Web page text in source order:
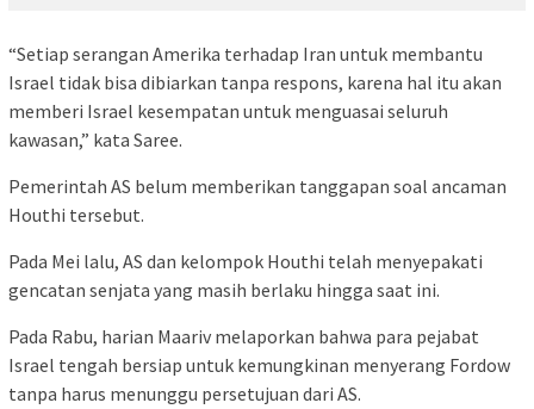
“Setiap serangan Amerika terhadap Iran untuk membantu
Israel tidak bisa dibiarkan tanpa respons, karena hal itu akan
memberi Israel kesempatan untuk menguasai seluruh
kawasan,” kata Saree.
Pemerintah AS belum memberikan tanggapan soal ancaman
Houthi tersebut.
Pada Mei lalu, AS dan kelompok Houthi telah menyepakati
gencatan senjata yang masih berlaku hingga saat ini.
Pada Rabu, harian Maariv melaporkan bahwa para pejabat
Israel tengah bersiap untuk kemungkinan menyerang Fordow
tanpa harus menunggu persetujuan dari AS.